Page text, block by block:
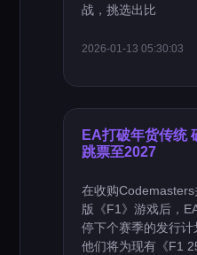
战，挑选出比
2026-01-13 05:30:03
EA打破年货传统
跳票至2027
在收购
版《F1》游戏后，
停下个赛季的发行计
他们将为现有《F1